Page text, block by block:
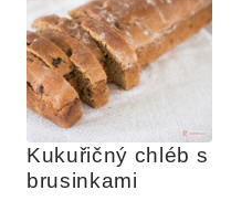
Kukuřičný chléb s
brusinkami